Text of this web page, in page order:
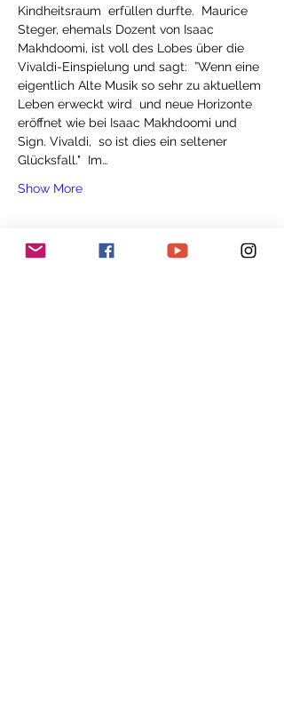
Kindheitsraum  erfüllen durfte.  Maurice
Steger, ehemals Dozent von Isaac
Makhdoomi, ist voll des Lobes über die
Vivaldi-Einspielung und sagt:  ”Wenn eine
eigentlich Alte Musik so sehr zu aktuellem
Leben erweckt wird  und neue Horizonte
eröffnet wie bei Isaac Makhdoomi und
Sign. Vivaldi,  so ist dies ein seltener
Glücksfall."  Im…
Show More
Tickets